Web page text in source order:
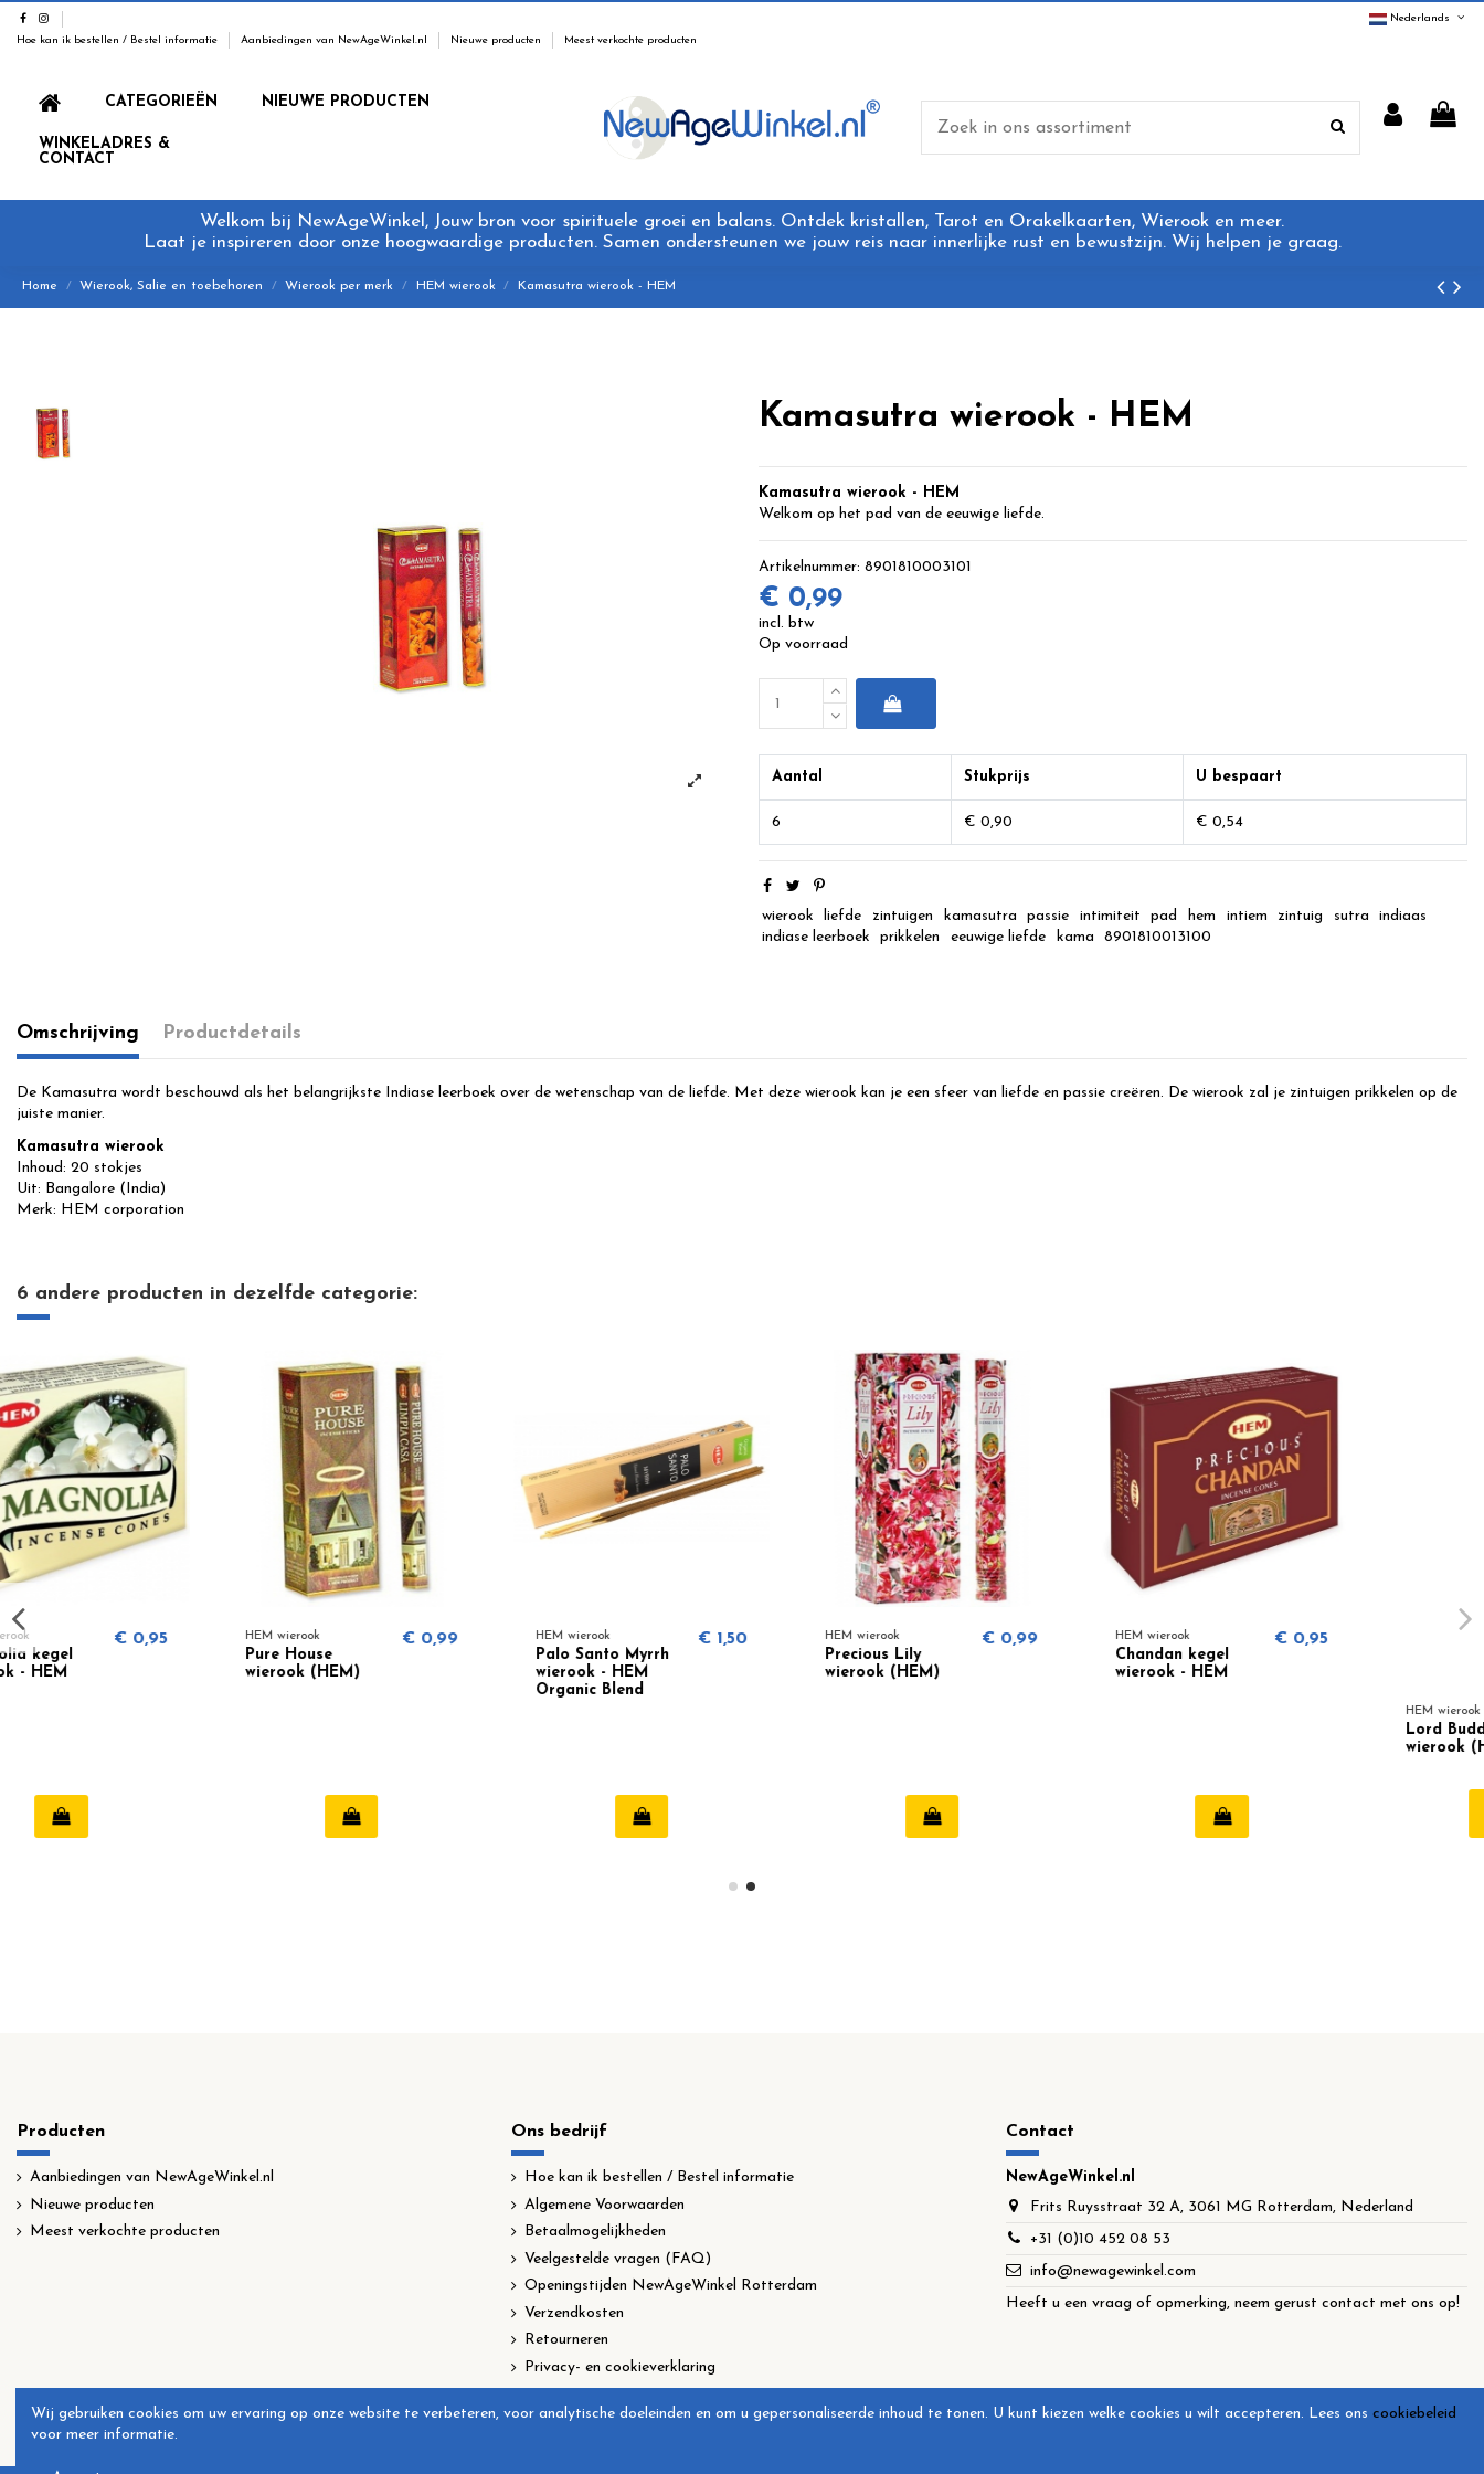
Hoe kan ik bestellen / Bestel informatie Aanbiedingen van NewAgeWinkel.nl Nieuwe producten Meest verkochte producten
Nederlands
CATEGORIEËN NIEUWE PRODUCTEN
WINKELADRES &
CONTACT
Welkom bij NewAgeWinkel, Jouw bron voor spirituele groei en balans. Ontdek kristallen, Tarot en Orakelkaarten, Wierook en meer.
Laat je inspireren door onze hoogwaardige producten. Samen ondersteunen we jouw reis naar innerlijke rust en bewustzijn. Wij helpen je graag.
Home Wierook, Salie en toebehoren Wierook per merk HEM wierook Kamasutra wierook - HEM
Kamasutra wierook - HEM
Kamasutra wierook - HEM
Welkom op het pad van de eeuwige liefde.
Artikelnummer: 8901810003101
€ 0,99
incl. btw
Op voorraad
Aantal Stukprijs U bespaart
6 € 0,90 € 0,54
wierook liefde zintuigen kamasutra passie intimiteit pad hem intiem zintuig sutra
indiaas
indiase leerboek
prikkelen eeuwige liefde kama 8901810013100
Omschrijving Productdetails
De Kamasutra wordt beschouwd als het belangrijkste Indiase leerboek over de wetenschap van de liefde. Met deze wierook kan je een sfeer van liefde en passie creëren. De wierook zal je zintuigen prikkelen op de
juiste manier.
Kamasutra wierook
Inhoud: 20 stokjes
Uit: Bangalore (India)
Merk: HEM corporation
6 andere producten in dezelfde categorie:
HEM wierook
Pure House
wierook (HEM)
€ 0,99 HEM wierook
wierook - HEM
€ 1,50 HEM wierook
Precious Lily
wierook (HEM)
€ 0,99 HEM wierook
wierook - HEM
€ 0,95
€ 0,99
Producten
Aanbiedingen van NewAgeWinkel.nl
Nieuwe producten
Meest verkochte producten
Ons bedrijf
Hoe kan ik bestellen / Bestel informatie
Algemene Voorwaarden
Betaalmogelijkheden
Veelgestelde vragen (FAQ)
Openingstijden NewAgeWinkel Rotterdam
Verzendkosten
Retourneren
Privacy- en cookieverklaring
Contact
NewAgeWinkel.nl
Frits Ruysstraat 32 A, 3061 MG Rotterdam, Nederland
+31 (0)10 452 08 53
info@newagewinkel.com
Heeft u een vraag of opmerking, neem gerust contact met ons op!
Wij gebruiken cookies om uw ervaring op onze website te verbeteren, voor analytische doeleinden en om u gepersonaliseerde inhoud te tonen. U kunt kiezen welke cookies u wilt accepteren. Lees ons cookiebeleid
voor meer informatie.